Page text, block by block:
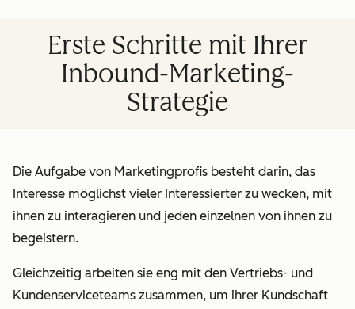
Erste Schritte mit Ihrer
Inbound-Marketing-
Strategie
Die Aufgabe von Marketingprofis besteht darin, das
Interesse möglichst vieler Interessierter zu wecken, mit
ihnen zu interagieren und jeden einzelnen von ihnen zu
begeistern.
Gleichzeitig arbeiten sie eng mit den Vertriebs- und
Kundenserviceteams zusammen, um ihrer Kundschaft